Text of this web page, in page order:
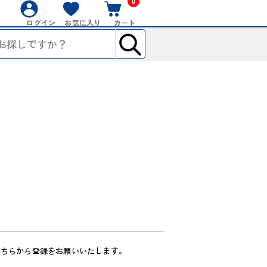
ログイン お気に入り カート
らから登録をお願いいたします。